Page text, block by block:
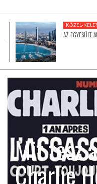
GLOBOTV BP
HÍR3D
TROPICALMAGAZIN
GLOBOTV
KÖZEL-
AZ EGYESÜLT
Mit tesz
Charlie